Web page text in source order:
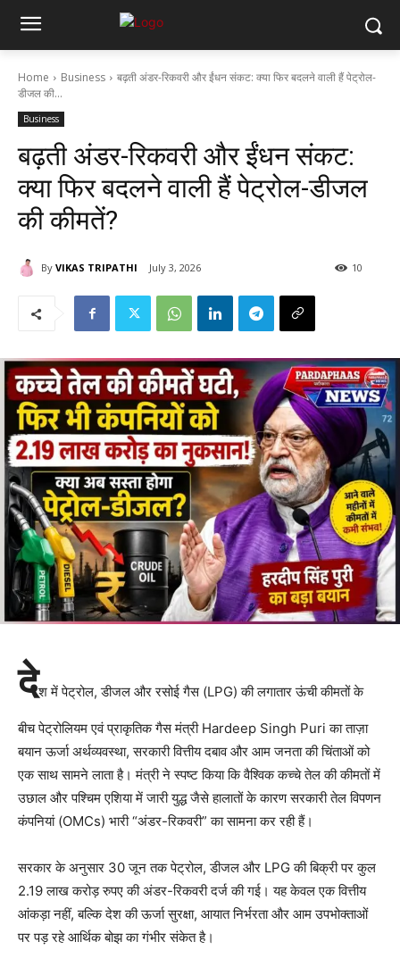
Home Business
बढ़ती अंडर-रिकवरी और ईंधन संकट: क्या फिर बदलने वाली हैं पेट्रोल-
डीजल की...
Business
बढ़ती अंडर-रिकवरी और ईंधन संकट:
क्या फिर बदलने वाली हैं पेट्रोल-डीजल
की कीमतें?
By VIKAS TRIPATHI July 3, 2026 10
देश में पेट्रोल, डीजल और रसोई गैस (LPG) की लगातार ऊंची कीमतों के
बीच पेट्रोलियम एवं प्राकृतिक गैस मंत्री Hardeep Singh Puri का ताज़ा
बयान ऊर्जा अर्थव्यवस्था, सरकारी वित्तीय दबाव और आम जनता की चिंताओं को
एक साथ सामने लाता है। मंत्री ने स्पष्ट किया कि वैश्विक कच्चे तेल की कीमतों में
उछाल और पश्चिम एशिया में जारी युद्ध जैसे हालातों के कारण सरकारी तेल विपणन
कंपनियां (OMCs) भारी “अंडर-रिकवरी” का सामना कर रही हैं।
सरकार के अनुसार 30 जून तक पेट्रोल, डीजल और LPG की बिक्री पर कुल
2.19 लाख करोड़ रुपए की अंडर-रिकवरी दर्ज की गई। यह केवल एक वित्तीय
आंकड़ा नहीं, बल्कि देश की ऊर्जा सुरक्षा, आयात निर्भरता और आम उपभोक्ताओं
पर पड़ रहे आर्थिक बोझ का गंभीर संकेत है।